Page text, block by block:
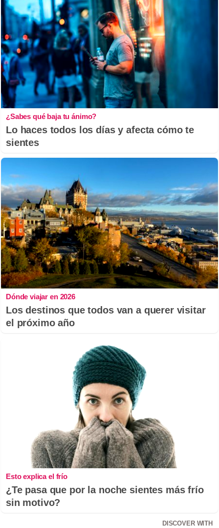
¿Sabes qué baja tu ánimo?
Lo haces todos los días y afecta cómo te
sientes
Dónde viajar en 2026
Los destinos que todos van a querer visitar
el próximo año
Esto explica el frío
¿Te pasa que por la noche sientes más frío
sin motivo?
DISCOVER WITH